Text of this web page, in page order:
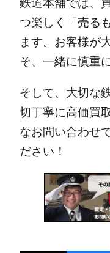
鉄道本舗では、
つ楽しく「売る
ます。お客様が
そ、一緒に慎重
そして、大切な
切丁寧に高価買
なお問い合わせ
ださい！